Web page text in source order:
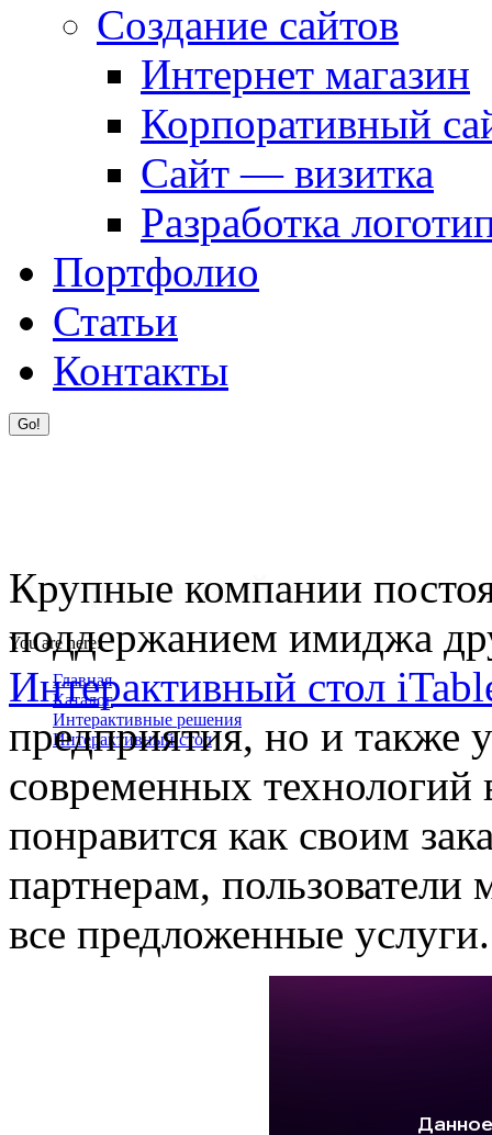
Создание сайтов
Интернет магазин
Корпоративный
Сайт — визитка
Разработка
Портфолио
Статьи
Контакты
Интерактивный стол
You are here:
Главная
Каталог
Интерактивные решения
Интерактивный стол
Крупные компании
поддержанием имиджа
Интерактивный стол
предприятия, но и также
современных
понравится как своим
партнерам, пользователи
все предложенные услуги.